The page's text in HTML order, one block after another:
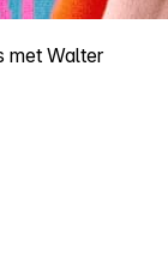
met Walter